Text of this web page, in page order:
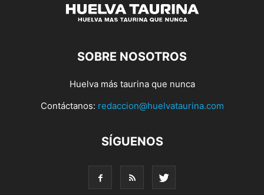
SOBRE NOSOTROS
Huelva más taurina que nunca
Contáctanos: redaccion@huelvataurina.com
SÍGUENOS